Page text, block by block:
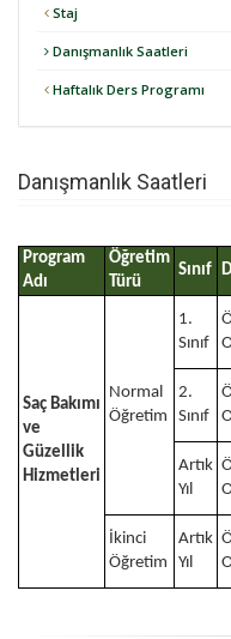
Staj
Danışmanlık Saatleri
Haftalık Ders Programı
Danışmanlık Saatleri
Program
Adı
Öğretim
Türü
Sınıf
Saç Bakımı
ve
Güzellik
Hizmetleri
Normal
Öğretim
1.
Sınıf
2.
Sınıf
Artık
Yıl
İkinci
Öğretim
Artık
Yıl